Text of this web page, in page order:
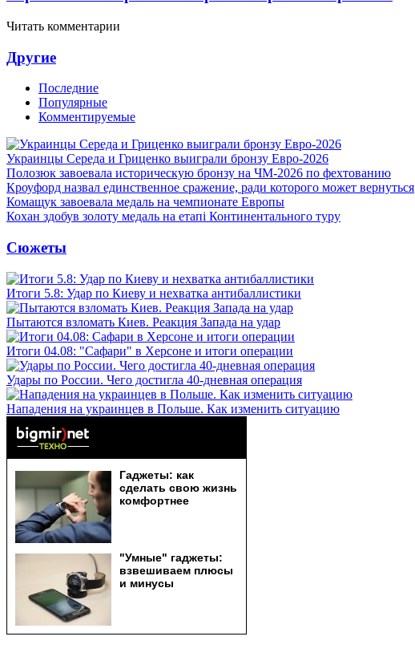
Читать комментарии
Другие
Последние
Популярные
Комментируемые
Украинцы Середа и Гриценко выиграли бронзу Евро-2026
Полозюк завоевала историческую бронзу на ЧМ-2026 по фехтованию
Кроуфорд назвал единственное сражение, ради которого может вернуться
Комащук завоевала медаль на чемпионате Европы
Кохан здобув золоту медаль на етапі Континентального туру
Сюжеты
Итоги 5.8: Удар по Киеву и нехватка антибаллистики
Пытаются взломать Киев. Реакция Запада на удар
Итоги 04.08: "Сафари" в Херсоне и итоги операции
Удары по России. Чего достигла 40-дневная операция
Нападения на украинцев в Польше. Как изменить ситуацию